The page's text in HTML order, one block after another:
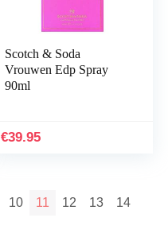
Scotch & Soda
Vrouwen Edp Spray
90ml
€39.95
10 11 12 13 14